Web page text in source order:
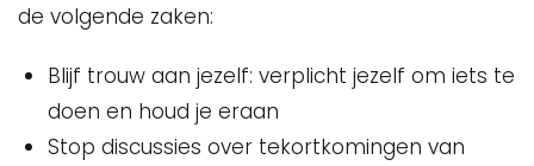
de volgende zaken:
Blijf trouw aan jezelf: verplicht jezelf om iets te
doen en houd je eraan
Stop discussies over tekortkomingen van